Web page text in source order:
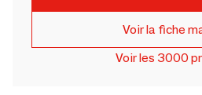
Voir la fiche
Voir les 3000